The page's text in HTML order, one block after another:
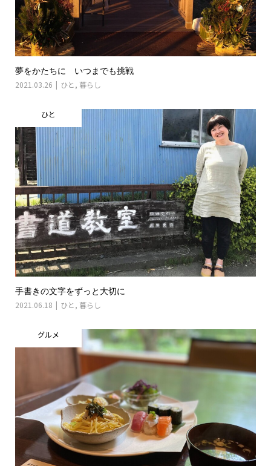
夢をかたちに いつまでも挑戦
2021.03.26 ひと , 暮らし
ひと
手書きの文字をずっと大切に
2021.06.18 ひと , 暮らし
グルメ